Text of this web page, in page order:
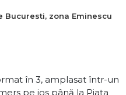
zona Eminescu
în 3, amplasat într-un
pe jos până la Piața